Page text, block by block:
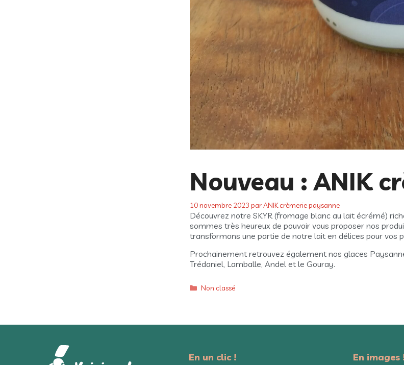
Nouveau : ANIK
10 novembre 2023 parANIK crèmerie paysanne
Découvrez notre SKYR (fromage blanc au lait écrémé)
sommes très heureux de pouvoir vous proposer nos
transformons une partie de notre lait en délices pour vos
Prochainement retrouvez également nos glaces
Trédaniel, Lamballe, Andel et le Gouray.
Catégories
Non classé
En un clic ! En images